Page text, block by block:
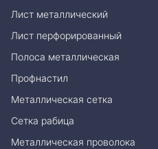
Лист металлический
Лист перфорированный
Полоса металлическая
Профнастил
Металлическая сетка
Сетка рабица
Металлическая проволока